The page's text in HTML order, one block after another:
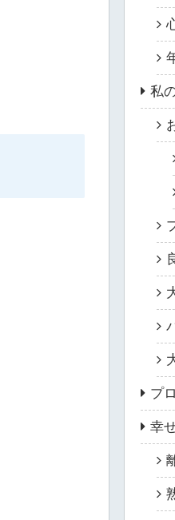
私
プ
幸